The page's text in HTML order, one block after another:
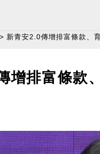
> 新青安2.0傳增排富條款、
增排富條款